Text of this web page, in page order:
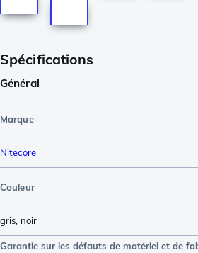
Spécifications
Général
Marque
Nitecore
Couleur
gris, noir
Garantie sur les défauts de matériel et de